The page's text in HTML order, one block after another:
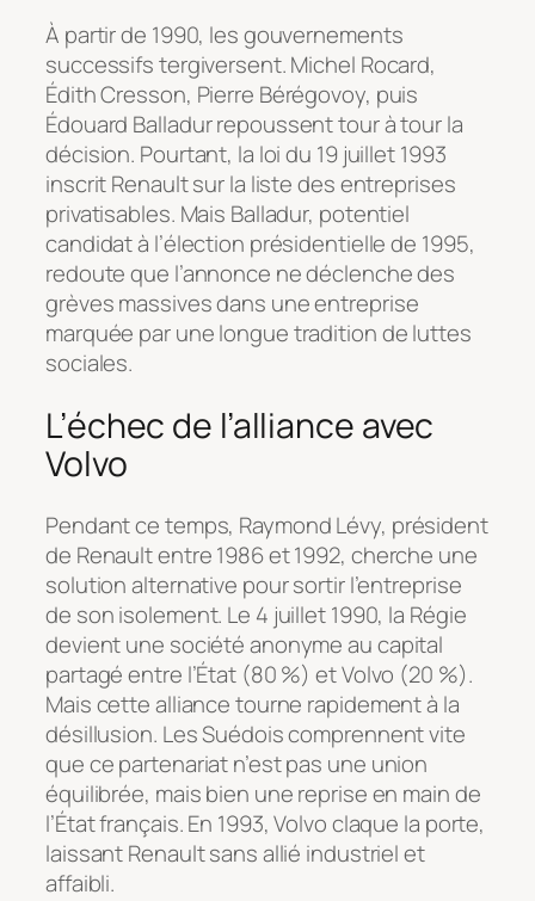
À partir de 1990, les gouvernements
successifs tergiversent. Michel Rocard,
Édith Cresson, Pierre Bérégovoy, puis
Édouard Balladur repoussent tour à tour la
décision. Pourtant, la loi du 19 juillet 1993
inscrit Renault sur la liste des entreprises
privatisables. Mais Balladur, potentiel
candidat à l’élection présidentielle de 1995,
redoute que l’annonce ne déclenche des
grèves massives dans une entreprise
marquée par une longue tradition de luttes
sociales.
L’échec de l’alliance avec
Volvo
Pendant ce temps, Raymond Lévy, président
de Renault entre 1986 et 1992, cherche une
solution alternative pour sortir l’entreprise
de son isolement. Le 4 juillet 1990, la Régie
devient une société anonyme au capital
partagé entre l’État (80 %) et Volvo (20 %).
Mais cette alliance tourne rapidement à la
désillusion. Les Suédois comprennent vite
que ce partenariat n’est pas une union
équilibrée, mais bien une reprise en main de
l’État français. En 1993, Volvo claque la porte,
laissant Renault sans allié industriel et
affaibli.